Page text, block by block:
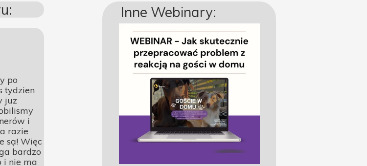
po
tydzien
juz
i
razie
sạ! Więc
bardzo
i nie ma
Inne Webinary: